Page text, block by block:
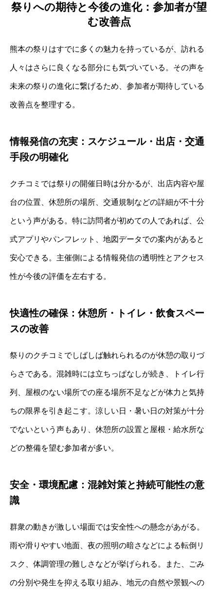
祭りへの期待と今後の進化：参加者が望
む改善点
熊本の祭りはすでに多くの魅力を持っているが、訪れる
人々はさらに良くなる部分にも気づいている。その声を
未来の祭りの進化に繋げるため、参加者が期待している
改善点を整理する。
情報発信の充実：スケジュール・出店・交通
手段の明確化
クチコミでは祭りの開催日時は分かるが、出店内容や屋
台の位置、休憩所の場所、交通規制などの詳細が不十分
という声がある。特に訪問者が初めての人であれば、公
式アプリやパンフレット、地図データでの案内があると
安心できる。主催側による情報発信の透明性とアクセス
性が今後の評価を左右する。
快適性の確保：休憩所・トイレ・飲食スペー
スの改善
祭りのクチコミでしばしば触れられるのが休憩の取りづ
らさである。混雑時には立ちっぱなしが続き、トイレ行
列、屋根のない場所での座る場所不足などが体力と気持
ちの限界を引き起こす。涼しい日・暑い日の対策が十分
でないという声もあり、休憩所の設置と屋根・給水所な
どの整備を望む参加者が多い。
安全・環境配慮：混雑対策と持続可能性の意
識
群衆の動きが激しい場面では安全性への懸念があがる。
雨や滑りやすい地面、夜の照明の暗さなどによる転倒リ
スク、体調管理の難しさなどが挙げられる。また、ごみ
の分別や発生を抑える取り組み、地元の自然や景観への